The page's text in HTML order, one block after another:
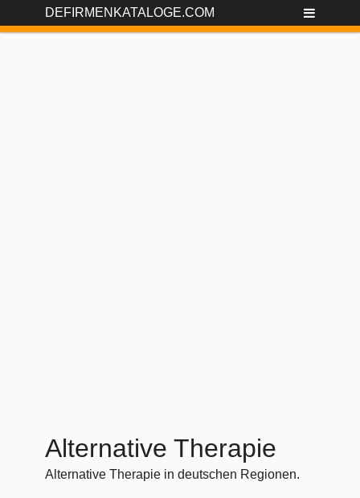
DEFIRMENKATALOGE.COM
Alternative Therapie
Alternative Therapie in deutschen Regionen.